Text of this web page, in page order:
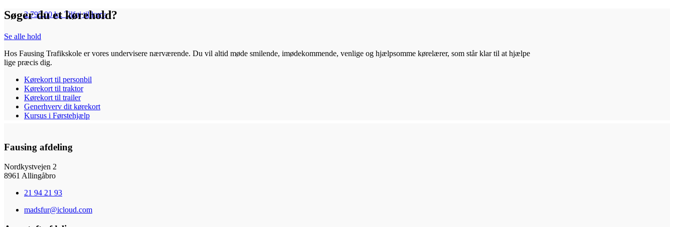
2.795,00kr. Tilføj til kurv
Søger du et kørehold?
Se alle hold
Hos Fausing Trafikskole er vores undervisere nærværende. Du vil altid møde smilende, imødekommende, venlige og hjælpsomme kørelærer, som står klar til at hjælpe
lige præcis dig.
Kørekort til personbil
Kørekort til traktor
Kørekort til trailer
Generhverv dit kørekort
Kursus i Førstehjælp
Fausing afdeling
Nordkystvejen 2
8961 Allingåbro
21 94 21 93
madsfur@icloud.com